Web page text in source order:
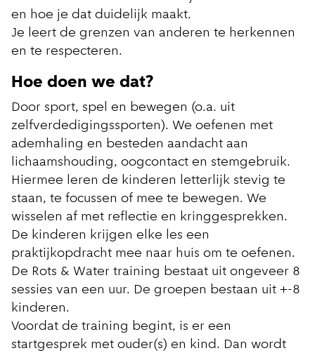
en hoe je dat duidelijk maakt.
Je leert de grenzen van anderen te herkennen
en te respecteren.
Hoe doen we dat?
Door sport, spel en bewegen (o.a. uit
zelfverdedigingssporten). We oefenen met
ademhaling en besteden aandacht aan
lichaamshouding, oogcontact en stemgebruik.
Hiermee leren de kinderen letterlijk stevig te
staan, te focussen of mee te bewegen. We
wisselen af met reflectie en kringgesprekken.
De kinderen krijgen elke les een
praktijkopdracht mee naar huis om te oefenen.
De Rots & Water training bestaat uit ongeveer 8
sessies van een uur. De groepen bestaan uit +-8
kinderen.
Voordat de training begint, is er een
startgesprek met ouder(s) en kind. Dan wordt